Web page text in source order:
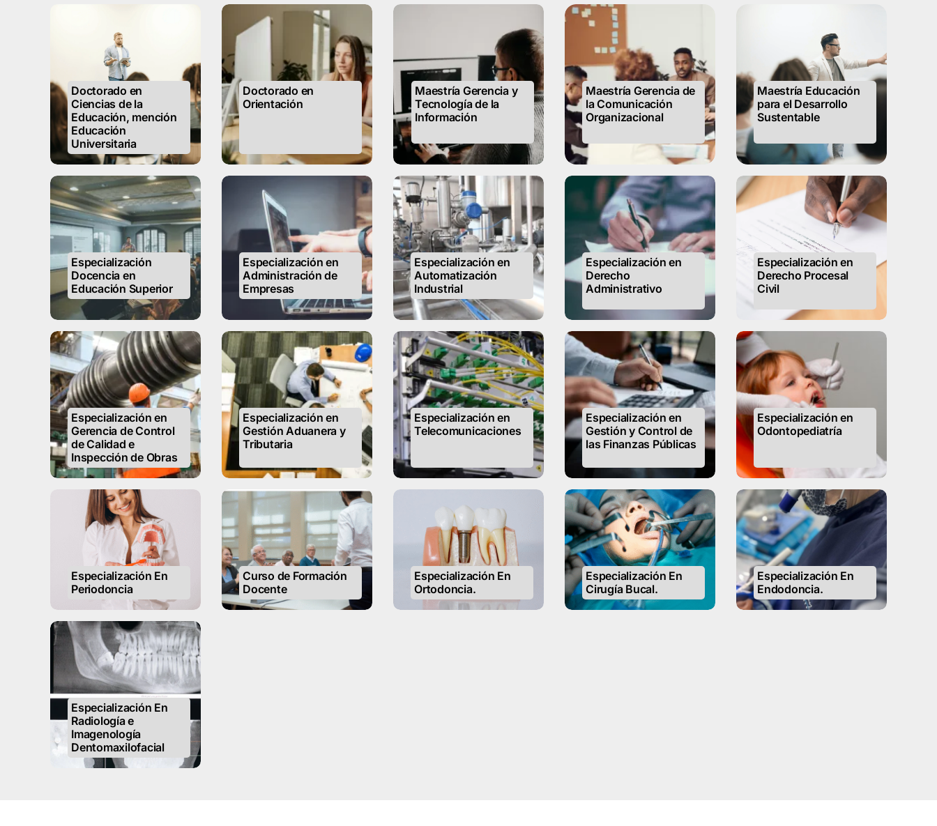
Doctorado en
Ciencias de la
Educación, mención
Educación
Universitaria
Doctorado en
Orientación
Maestría Gerencia y
Tecnología de la
Información
Maestría Gerencia de
la Comunicación
Organizacional
Maestría Educación
para el Desarrollo
Sustentable
Especialización
Docencia en
Educación Superior
Especialización en
Administración de
Empresas
Especialización en
Automatización
Industrial
Especialización en
Derecho
Administrativo
Especialización en
Derecho Procesal
Civil
Especialización en
Gerencia de Control
de Calidad e
Inspección de Obras
Especialización en
Gestión Aduanera y
Tributaria
Especialización en
Telecomunicaciones
Especialización en
Gestión y Control de
las Finanzas Públicas
Especialización en
Odontopediatría
Especialización En
Periodoncia
Curso de Formación
Docente
Especialización En
Ortodoncia.
Especialización En
Cirugía Bucal.
Especialización En
Endodoncia.
Especialización En
Radiología e
Imagenología
Dentomaxilofacial